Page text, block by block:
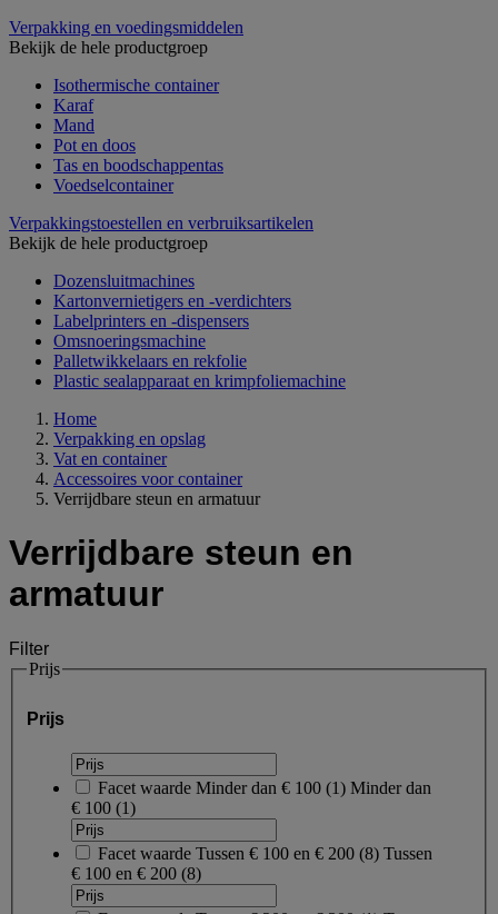
Verpakking en voedingsmiddelen
Bekijk de hele productgroep
Isothermische container
Karaf
Mand
Pot en doos
Tas en boodschappentas
Voedselcontainer
Verpakkingstoestellen en verbruiksartikelen
Bekijk de hele productgroep
Dozensluitmachines
Kartonvernietigers en -verdichters
Labelprinters en -dispensers
Omsnoeringsmachine
Palletwikkelaars en rekfolie
Plastic sealapparaat en krimpfoliemachine
Home
Verpakking en opslag
Vat en container
Accessoires voor container
Verrijdbare steun en armatuur
Verrijdbare steun en
armatuur
Filter
Prijs
Prijs
Facet waarde Minder dan € 100 (1) Minder dan
€ 100 (1)
Facet waarde Tussen € 100 en € 200 (8) Tussen
€ 100 en € 200 (8)